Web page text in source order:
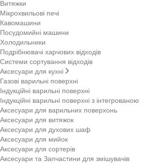
Витяжки
Мікрохвильові печі
Кавомашини
Посудомийні машини
Холодильники
Подрібнювачі харчових відходів
Системи сортування відходів
Аксесуари для кухні
Газові варильні поверхні
Індукційні варильні поверхні
Індукційні варильні поверхні з
Аксесуари для варильних поверхонь
Аксесуари для витяжок
Аксесуари для духових шаф
Аксесуари для мийок
Аксесуари для сортерів
Аксесуари та Запчастини для змішувачів